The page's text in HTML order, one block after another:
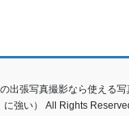
出張写真撮影なら使える
に強い） All Rights